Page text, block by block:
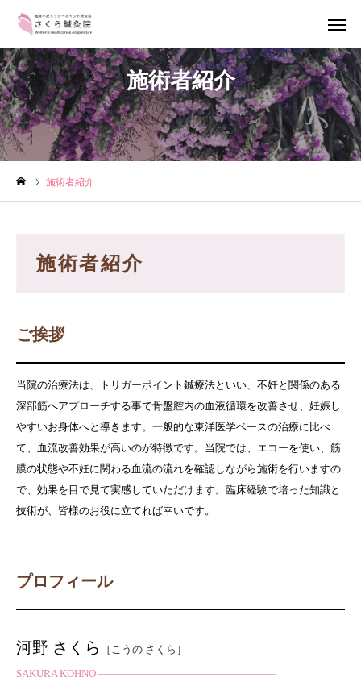
施術者紹介
施術者紹介
施術者紹介
ご挨拶
当院の治療法は、トリガーポイント鍼療法といい、不妊と関係のある
深部筋へアプローチする事で骨盤腔内の血液循環を改善させ、妊娠し
やすいお身体へと導きます。一般的な東洋医学ベースの治療に比べ
て、血流改善効果が高いのが特徴です。当院では、エコーを使い、筋
膜の状態や不妊に関わる血流の流れを確認しながら施術を行いますの
で、効果を目で見て実感していただけます。臨床経験で培った知識と
技術が、皆様のお役に立てれば幸いです。
プロフィール
河野 さくら
［こうの さくら］
SAKURA KOHNO —————————————————
電話予約 LINE簡単予約
メール予約 アクセス
鍼治療について
トリガーポイント鍼治療とは
料金案内
症例報告